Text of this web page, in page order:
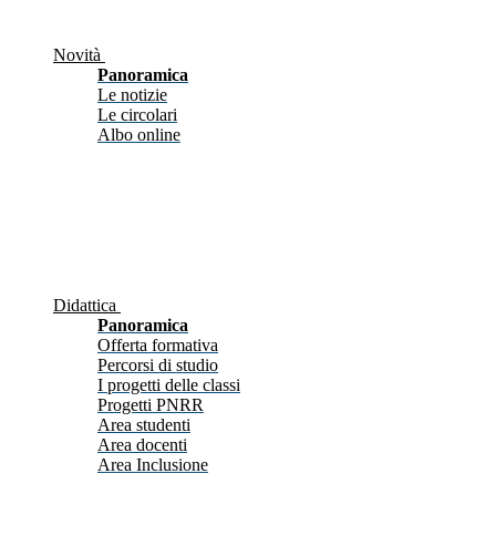
Novità
Panoramica
Le notizie
Le circolari
Albo online
Didattica
Panoramica
Offerta formativa
Percorsi di studio
I progetti delle classi
Progetti PNRR
Area studenti
Area docenti
Area Inclusione